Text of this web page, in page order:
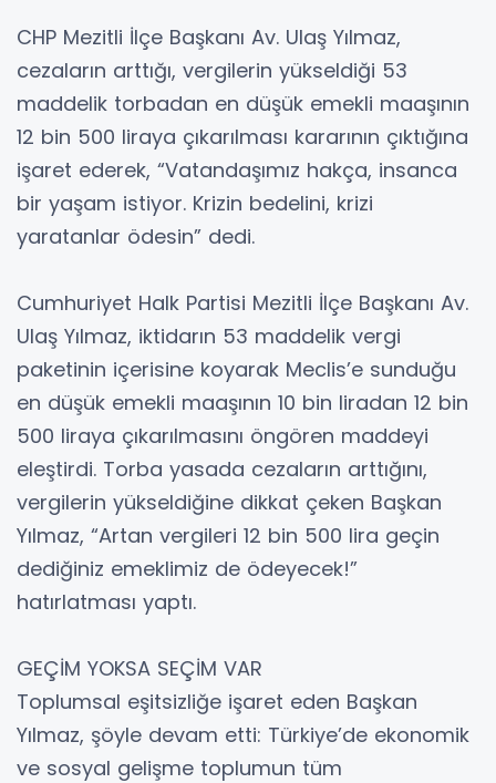
CHP Mezitli İlçe Başkanı Av. Ulaş Yılmaz,
cezaların arttığı, vergilerin yükseldiği 53
maddelik torbadan en düşük emekli maaşının
12 bin 500 liraya çıkarılması kararının çıktığına
işaret ederek, “Vatandaşımız hakça, insanca
bir yaşam istiyor. Krizin bedelini, krizi
yaratanlar ödesin” dedi.
Cumhuriyet Halk Partisi Mezitli İlçe Başkanı Av.
Ulaş Yılmaz, iktidarın 53 maddelik vergi
paketinin içerisine koyarak Meclis’e sunduğu
en düşük emekli maaşının 10 bin liradan 12 bin
500 liraya çıkarılmasını öngören maddeyi
eleştirdi. Torba yasada cezaların arttığını,
vergilerin yükseldiğine dikkat çeken Başkan
Yılmaz, “Artan vergileri 12 bin 500 lira geçin
dediğiniz emeklimiz de ödeyecek!”
hatırlatması yaptı.
GEÇİM YOKSA SEÇİM VAR
Toplumsal eşitsizliğe işaret eden Başkan
Yılmaz, şöyle devam etti: Türkiye’de ekonomik
ve sosyal gelişme toplumun tüm